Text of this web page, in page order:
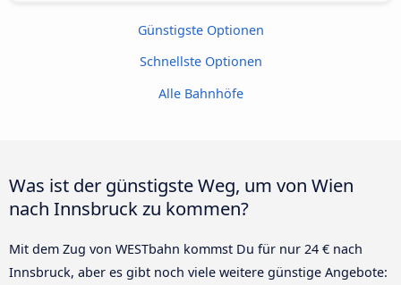
Günstigste Optionen
Schnellste Optionen
Alle Bahnhöfe
Was ist der günstigste Weg, um von Wien
nach Innsbruck zu kommen?
Mit dem Zug von WESTbahn kommst Du für nur 24 € nach
Innsbruck, aber es gibt noch viele weitere günstige Angebote: